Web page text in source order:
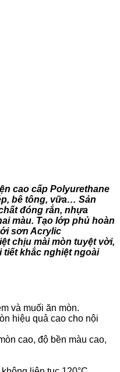
cao cấp Polyurethane
bê tông, vữa… Sản
đóng rắn, nhựa
màu. Tạo lớp phủ hoàn
sơn Acrylic
chịu mài mòn tuyệt vời,
tiết khắc nghiệt ngoài
và muối ăn mòn.
hiệu quả cao cho nội
cao, độ bền màu cao,